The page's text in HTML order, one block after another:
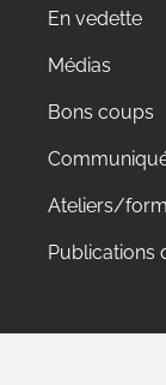
En vedette
Médias
Bons coups
Ateliers/
Publications